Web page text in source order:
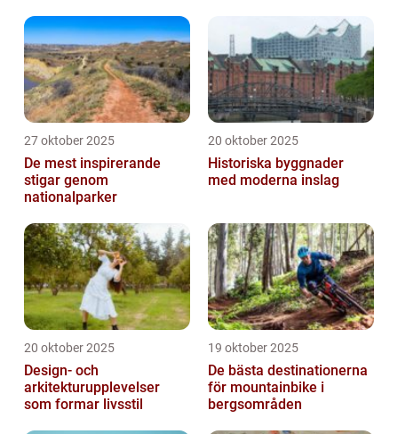
27 oktober 2025
De mest inspirerande
stigar genom
nationalparker
20 oktober 2025
Historiska byggnader
med moderna inslag
20 oktober 2025
Design- och
arkitekturupplevelser
som formar livsstil
19 oktober 2025
De bästa destinationerna
för mountainbike i
bergsområden